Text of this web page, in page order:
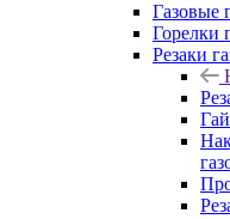
Газовые
Горелки
Резаки